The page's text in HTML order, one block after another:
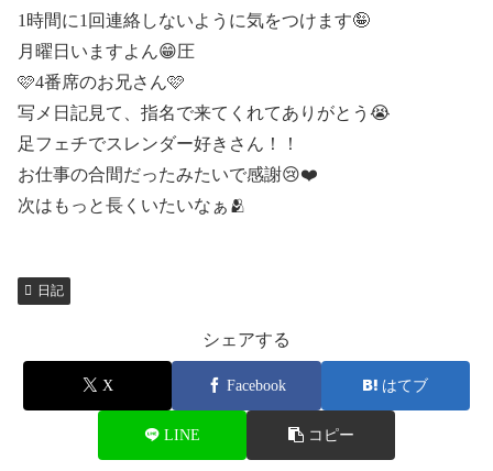
1時間に1回連絡しないように気をつけます🤪
月曜日いますよん😁圧
🩷4番席のお兄さん🩷
写メ日記見て、指名で来てくれてありがとう😭
足フェチでスレンダー好きさん！！
お仕事の合間だったみたいで感謝😢❤️
次はもっと長くいたいなぁ🫂
日記
シェアする
X Facebook はてブ
LINE コピー